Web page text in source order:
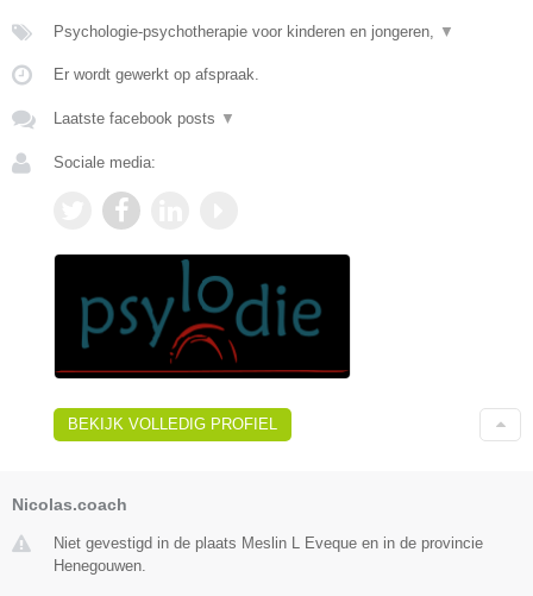
Psychologie-psychotherapie voor kinderen en jongeren, ▼
Er wordt gewerkt op afspraak.
Laatste facebook posts ▼
Sociale media:
BEKIJK VOLLEDIG PROFIEL
Nicolas.coach
Niet gevestigd in de plaats Meslin L Eveque en in de provincie
Henegouwen.